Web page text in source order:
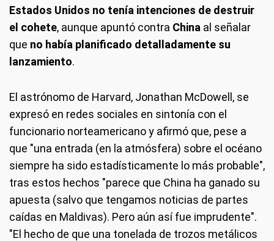
Estados Unidos no tenía intenciones de destruir
el cohete, aunque apuntó contra China al señalar
que no había planificado detalladamente su
lanzamiento.
El astrónomo de Harvard, Jonathan McDowell, se
expresó en redes sociales en sintonía con el
funcionario norteamericano y afirmó que, pese a
que "una entrada (en la atmósfera) sobre el océano
siempre ha sido estadísticamente lo más probable",
tras estos hechos "parece que China ha ganado su
apuesta (salvo que tengamos noticias de partes
caídas en Maldivas). Pero aún así fue imprudente".
"El hecho de que una tonelada de trozos metálicos